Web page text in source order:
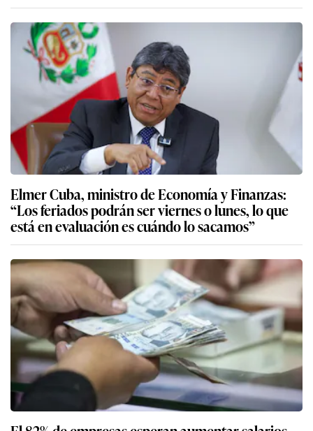
Elmer Cuba, ministro de Economía y Finanzas:
“Los feriados podrán ser viernes o lunes, lo que
está en evaluación es cuándo lo sacamos”